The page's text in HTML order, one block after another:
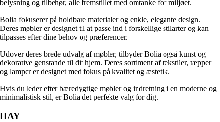
belysning og tilbehør, alle fremstillet med omtanke for miljøet.
Bolia fokuserer på holdbare materialer og enkle, elegante design.
Deres møbler er designet til at passe ind i forskellige stilarter og kan
tilpasses efter dine behov og præferencer.
Udover deres brede udvalg af møbler, tilbyder Bolia også kunst og
dekorative genstande til dit hjem. Deres sortiment af tekstiler, tæpper
og lamper er designet med fokus på kvalitet og æstetik.
Hvis du leder efter bæredygtige møbler og indretning i en moderne og
minimalistisk stil, er Bolia det perfekte valg for dig.
HAY